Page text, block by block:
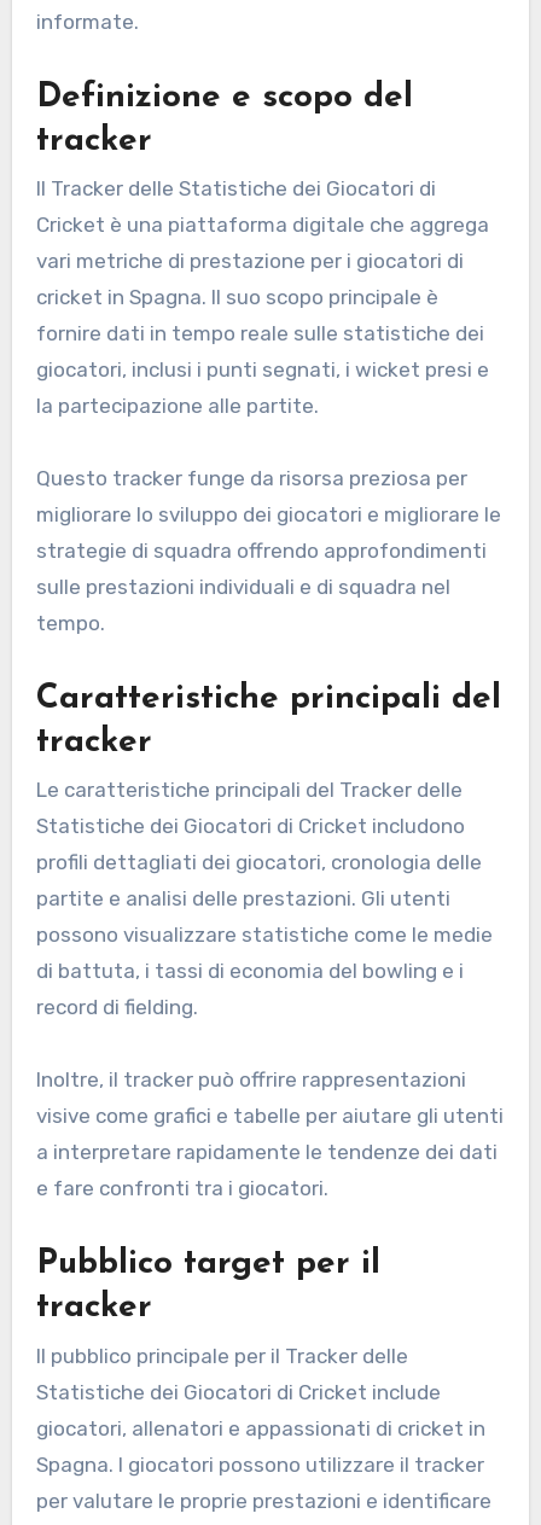
informate.
Definizione e scopo del
tracker
Il Tracker delle Statistiche dei Giocatori di
Cricket è una piattaforma digitale che aggrega
vari metriche di prestazione per i giocatori di
cricket in Spagna. Il suo scopo principale è
fornire dati in tempo reale sulle statistiche dei
giocatori, inclusi i punti segnati, i wicket presi e
la partecipazione alle partite.
Questo tracker funge da risorsa preziosa per
migliorare lo sviluppo dei giocatori e migliorare le
strategie di squadra offrendo approfondimenti
sulle prestazioni individuali e di squadra nel
tempo.
Caratteristiche principali del
tracker
Le caratteristiche principali del Tracker delle
Statistiche dei Giocatori di Cricket includono
profili dettagliati dei giocatori, cronologia delle
partite e analisi delle prestazioni. Gli utenti
possono visualizzare statistiche come le medie
di battuta, i tassi di economia del bowling e i
record di fielding.
Inoltre, il tracker può offrire rappresentazioni
visive come grafici e tabelle per aiutare gli utenti
a interpretare rapidamente le tendenze dei dati
e fare confronti tra i giocatori.
Pubblico target per il
tracker
Il pubblico principale per il Tracker delle
Statistiche dei Giocatori di Cricket include
giocatori, allenatori e appassionati di cricket in
Spagna. I giocatori possono utilizzare il tracker
per valutare le proprie prestazioni e identificare